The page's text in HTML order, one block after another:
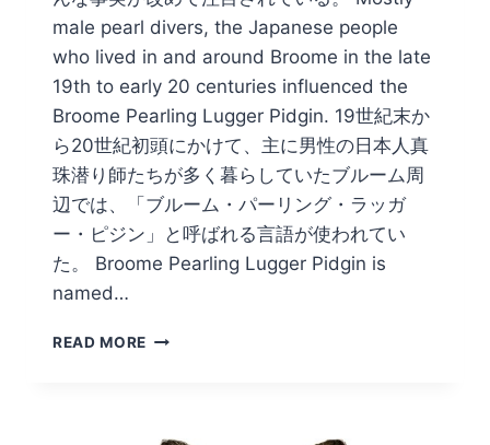
male pearl divers, the Japanese people
who lived in and around Broome in the late
19th to early 20 centuries influenced the
Broome Pearling Lugger Pidgin. 19世紀末か
ら20世紀初頭にかけて、主に男性の日本人真
珠潜り師たちが多く暮らしていたブルーム周
辺では、「ブルーム・パーリング・ラッガ
ー・ピジン」と呼ばれる言語が使われてい
た。 Broome Pearling Lugger Pidgin is
named…
READ MORE HOW